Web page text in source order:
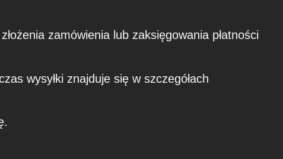
zamówienia lub zaksięgowania płatności
wysyłki znajduje się w szczegółach